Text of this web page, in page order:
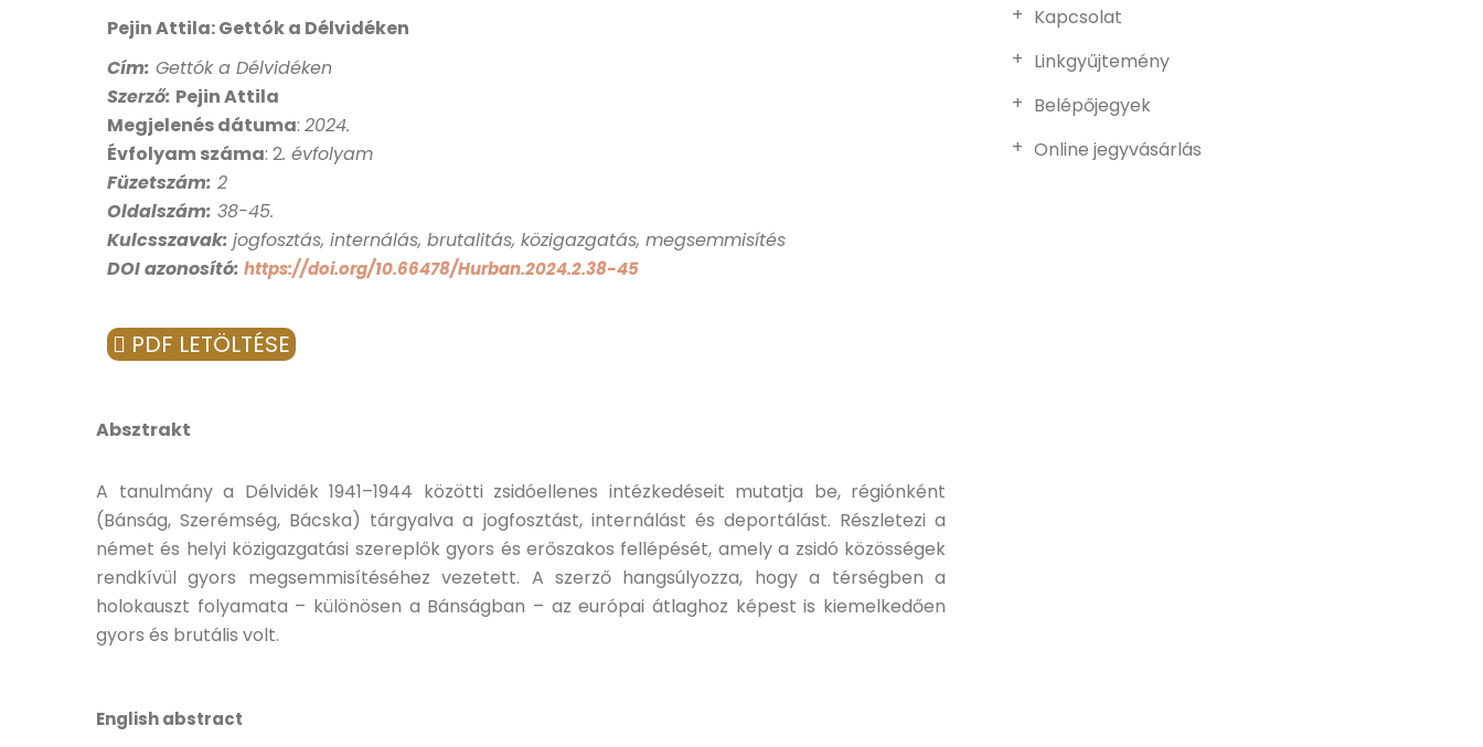
Pejin Attila: Gettók a Délvidéken
Cím: Gettók a Délvidéken
Szerző: Pejin Attila
Megjelenés dátuma: 2024.
Évfolyam száma: 2. évfolyam
Füzetszám: 2
Oldalszám: 38-45.
Kulcsszavak: jogfosztás, internálás, brutalitás, közigazgatás, megsemmisítés
DOI azonosító: https://doi.org/10.66478/Hurban.2024.2.38-45
PDF LETÖLTÉSE
Absztrakt
A tanulmány a Délvidék 1941–1944 közötti zsidóellenes intézkedéseit mutatja be, régiónként
(Bánság, Szerémség, Bácska) tárgyalva a jogfosztást, internálást és deportálást. Részletezi a
német és helyi közigazgatási szereplők gyors és erőszakos fellépését, amely a zsidó közösségek
rendkívül gyors megsemmisítéséhez vezetett. A szerző hangsúlyozza, hogy a térségben a
holokauszt folyamata – különösen a Bánságban – az európai átlaghoz képest is kiemelkedően
gyors és brutális volt.
English abstract
Kapcsolat
Linkgyűjtemény
Belépőjegyek
Online jegyvásárlás